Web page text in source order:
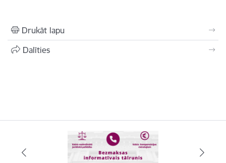
Drukāt lapu
Dalīties